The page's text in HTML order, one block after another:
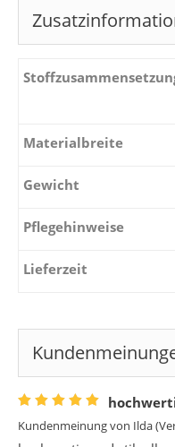
Materialbreite
Gewicht
Pflegehinweise
Lieferzeit
Kundenmeinung von Ilda